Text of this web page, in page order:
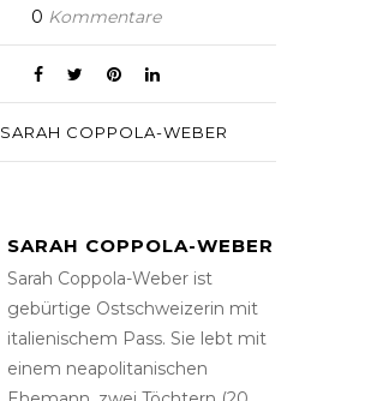
0 Kommentare
SARAH COPPOLA-WEBER
SARAH COPPOLA-WEBER
Sarah Coppola-Weber ist
gebürtige Ostschweizerin mit
italienischem Pass. Sie lebt mit
einem neapolitanischen